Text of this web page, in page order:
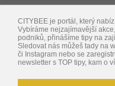
CITYBEE je portál, který
Vybíráme nejzajímavější
podniků, přinášíme tipy na
Sledovat nás můžeš tady na
či Instagram nebo se
newsletter s TOP tipy, kam o